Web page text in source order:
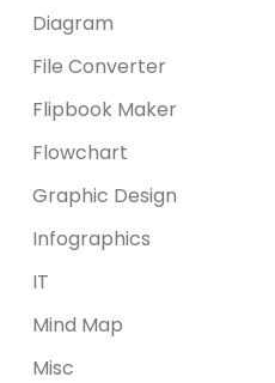
Diagram
File Converter
Flipbook Maker
Flowchart
Graphic Design
Infographics
IT
Mind Map
Misc